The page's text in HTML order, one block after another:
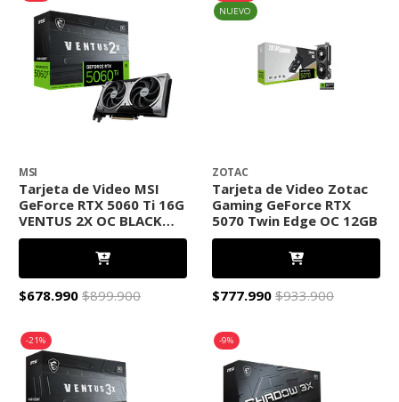
MSI
Tarjeta de Video MSI
GeForce RTX 5060 Ti 16G
VENTUS 2X OC BLACK
PLUS
$678.990 $899.900
NUEVO
ZOTAC
Tarjeta de Video Zotac
Gaming GeForce RTX
5070 Twin Edge OC 12GB
$777.990 $933.900
-21% -9%